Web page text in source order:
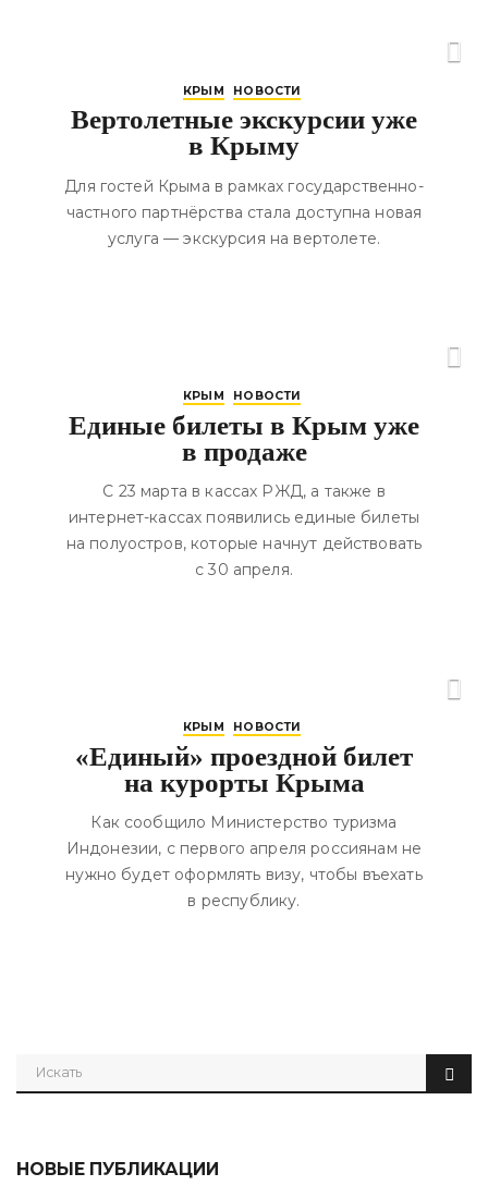
КРЫМ НОВОСТИ
Вертолетные экскурсии уже
в Крыму
Для гостей Крыма в рамках государственно-
частного партнёрства стала доступна новая
услуга — экскурсия на вертолете.
КРЫМ НОВОСТИ
Единые билеты в Крым уже
в продаже
С 23 марта в кассах РЖД, а также в
интернет-кассах появились единые билеты
на полуостров, которые начнут действовать
с 30 апреля.
КРЫМ НОВОСТИ
«Единый» проездной билет
на курорты Крыма
Как сообщило Министерство туризма
Индонезии, с первого апреля россиянам не
нужно будет оформлять визу, чтобы въехать
в республику.
НОВЫЕ ПУБЛИКАЦИИ